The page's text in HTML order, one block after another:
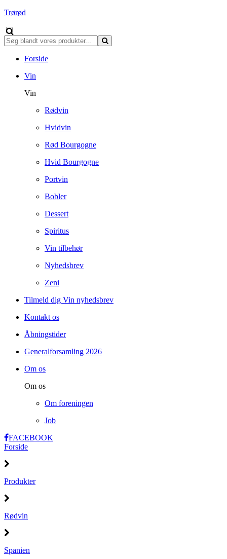
Trørød
Forside
Vin
Vin
Rødvin
Hvidvin
Rød Bourgogne
Hvid Bourgogne
Portvin
Bobler
Dessert
Spiritus
Vin tilbehør
Nyhedsbrev
Zeni
Tilmeld dig Vin nyhedsbrev
Kontakt os
Åbningstider
Generalforsamling 2026
Om os
Om os
Om foreningen
Job
FACEBOOK
Forside
Produkter
Rødvin
Spanien